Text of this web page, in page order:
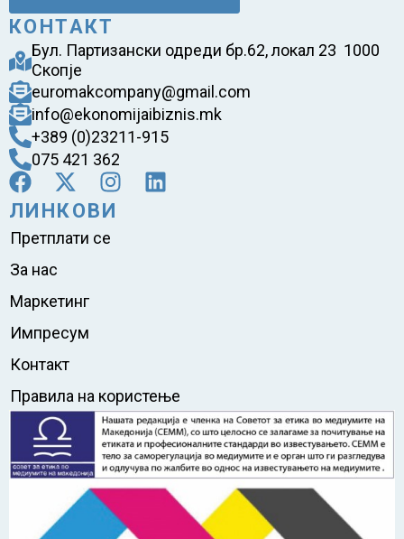
КОНТАКТ
Бул. Партизански одреди бр.62, локал 23 1000
Скопје
euromakcompany@gmail.com
info@ekonomijaibiznis.mk
+389 (0)23211-915
075 421 362
ЛИНКОВИ
Претплати се
За нас
Маркетинг
Импресум
Контакт
Правила на користење